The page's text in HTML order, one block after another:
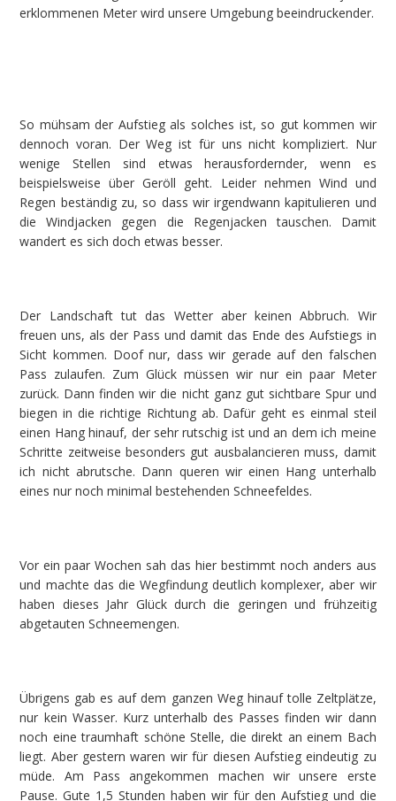
erklommenen Meter wird unsere Umgebung beeindruckender.
So mühsam der Aufstieg als solches ist, so gut kommen wir
dennoch voran. Der Weg ist für uns nicht kompliziert. Nur
wenige Stellen sind etwas herausfordernder, wenn es
beispielsweise über Geröll geht. Leider nehmen Wind und
Regen beständig zu, so dass wir irgendwann kapitulieren und
die Windjacken gegen die Regenjacken tauschen. Damit
wandert es sich doch etwas besser.
Der Landschaft tut das Wetter aber keinen Abbruch. Wir
freuen uns, als der Pass und damit das Ende des Aufstiegs in
Sicht kommen. Doof nur, dass wir gerade auf den falschen
Pass zulaufen. Zum Glück müssen wir nur ein paar Meter
zurück. Dann finden wir die nicht ganz gut sichtbare Spur und
biegen in die richtige Richtung ab. Dafür geht es einmal steil
einen Hang hinauf, der sehr rutschig ist und an dem ich meine
Schritte zeitweise besonders gut ausbalancieren muss, damit
ich nicht abrutsche. Dann queren wir einen Hang unterhalb
eines nur noch minimal bestehenden Schneefeldes.
Vor ein paar Wochen sah das hier bestimmt noch anders aus
und machte das die Wegfindung deutlich komplexer, aber wir
haben dieses Jahr Glück durch die geringen und frühzeitig
abgetauten Schneemengen.
Übrigens gab es auf dem ganzen Weg hinauf tolle Zeltplätze,
nur kein Wasser. Kurz unterhalb des Passes finden wir dann
noch eine traumhaft schöne Stelle, die direkt an einem Bach
liegt. Aber gestern waren wir für diesen Aufstieg eindeutig zu
müde. Am Pass angekommen machen wir unsere erste
Pause. Gute 1,5 Stunden haben wir für den Aufstieg und die